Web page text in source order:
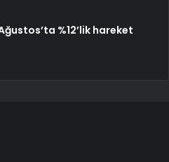
%12’lik hareket